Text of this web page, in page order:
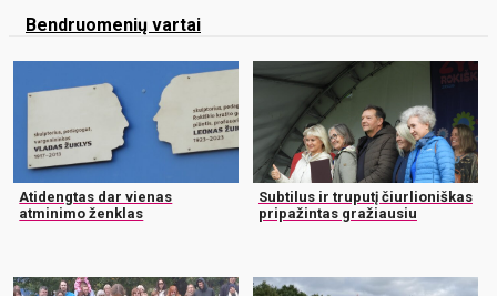
Bendruomenių vartai
Atidengtas dar vienas
atminimo ženklas
Subtilus ir truputį čiurlioniškas
pripažintas gražiausiu